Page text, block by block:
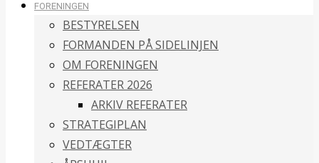
FORENINGEN
BESTYRELSEN
FORMANDEN PÅ SIDELINJEN
OM FORENINGEN
REFERATER 2026
ARKIV REFERATER
STRATEGIPLAN
VEDTÆGTER